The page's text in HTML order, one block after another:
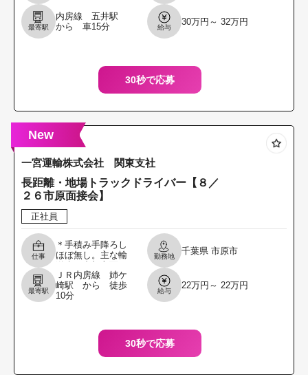
運搬を行います。
・フォークリフト
によるドラム缶な
最寄駅
内房線 五井駅
から 車15分
給与
30万円～ 32万円
30秒で応募
New
一宮運輸株式会社 関東支社
長距離・地場トラックドライバー【８／
２６市原面接会】
正社員
仕事
＊手積み手降ろし
ほぼ無し。主な輸
関東近郊です。 ＊
荷姿は主に合成樹
脂が詰められたフ
勤務地
千葉県 市原市
最寄駅
ＪＲ内房線 姉ケ
崎駅 から 徒歩
10分
給与
22万円～ 22万円
30秒で応募